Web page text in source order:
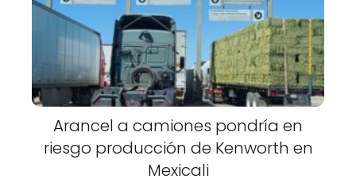
Arancel a camiones pondría en
riesgo producción de Kenworth en
Mexicali